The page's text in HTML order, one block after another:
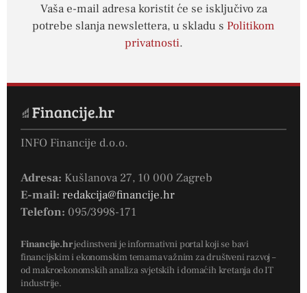
Vaša e-mail adresa koristit će se isključivo za
potrebe slanja newslettera, u skladu s Politikom
privatnosti.
INFO Financije d.o.o.
Adresa: Kušlanova 27, 10 000 Zagreb
E-mail: redakcija@financije.hr
Telefon: 095/3998-171
Financije.hrjedinstveni je informativni portal koji se bavi
financijskim i ekonomskim temama važnim za društveni razvoj –
od makroekonomskih analiza svjetskih i domaćih kretanja do IT
industrije.